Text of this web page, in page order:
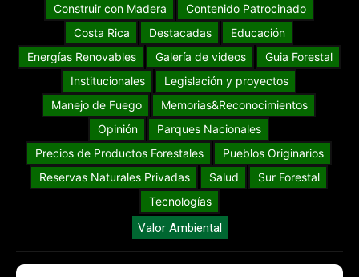
Construir con Madera
Contenido Patrocinado
Costa Rica
Destacadas
Educación
Energías Renovables
Galería de videos
Guia Forestal
Institucionales
Legislación y proyectos
Manejo de Fuego
Memorias&Reconocimientos
Opinión
Parques Nacionales
Precios de Productos Forestales
Pueblos Originarios
Reservas Naturales Privadas
Salud
Sur Forestal
Tecnologías
Valor Ambiental